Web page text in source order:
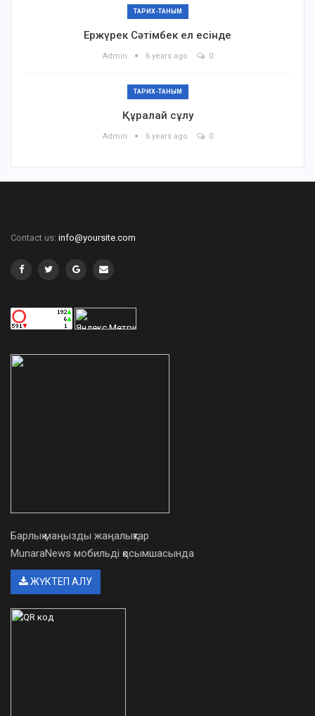
ТАРИХ-ТАНЫМ
Ержүрек Сәтімбек ел есінде
Admin 6 years ago 0
ТАРИХ-ТАНЫМ
Құралай сұлу
Admin 6 years ago 0
Contact us: info@yoursite.com
Барлық маңызды жаңалықтар
MunaraNews мобильді қосымшасында
ЖҮКТЕП АЛУ